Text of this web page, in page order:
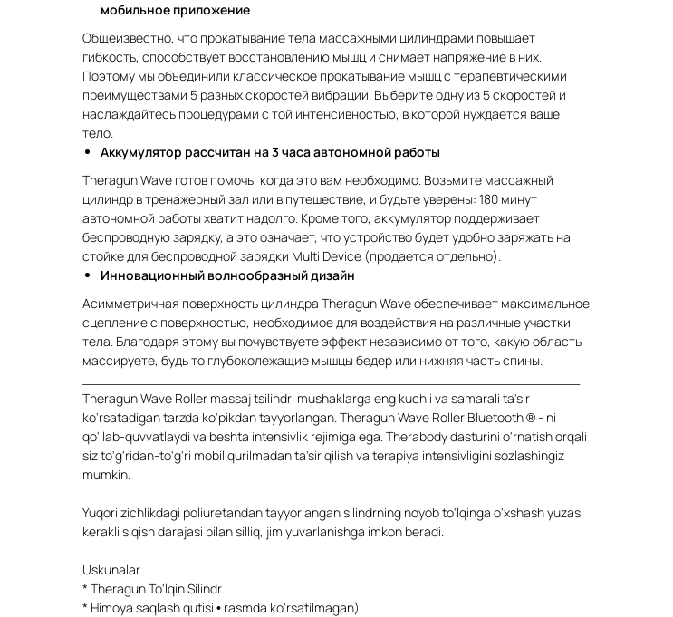
мобильное приложение
Общеизвестно, что прокатывание тела массажными цилиндрами повышает
гибкость, способствует восстановлению мышц и снимает напряжение в них.
Поэтому мы объединили классическое прокатывание мышц с терапевтическими
преимуществами 5 разных скоростей вибрации. Выберите одну из 5 скоростей и
наслаждайтесь процедурами с той интенсивностью, в которой нуждается ваше
тело.
Аккумулятор рассчитан на 3 часа автономной работы
Theragun Wave готов помочь, когда это вам необходимо. Возьмите массажный
цилиндр в тренажерный зал или в путешествие, и будьте уверены: 180 минут
автономной работы хватит надолго. Кроме того, аккумулятор поддерживает
беспроводную зарядку, а это означает, что устройство будет удобно заряжать на
стойке для беспроводной зарядки Multi Device (продается отдельно).
Инновационный волнообразный дизайн
Асимметричная поверхность цилиндра Theragun Wave обеспечивает максимальное
сцепление с поверхностью, необходимое для воздействия на различные участки
тела. Благодаря этому вы почувствуете эффект независимо от того, какую область
массируете, будь то глубоколежащие мышцы бедер или нижняя часть спины.
Theragun Wave Roller massaj tsilindri mushaklarga eng kuchli va samarali ta'sir
ko'rsatadigan tarzda ko'pikdan tayyorlangan. Theragun Wave Roller Bluetooth ® - ni
qo'llab-quvvatlaydi va beshta intensivlik rejimiga ega. Therabody dasturini o'rnatish orqali
siz to'g'ridan-to'g'ri mobil qurilmadan ta'sir qilish va terapiya intensivligini sozlashingiz
mumkin.
Yuqori zichlikdagi poliuretandan tayyorlangan silindrning noyob to'lqinga o'xshash yuzasi
kerakli siqish darajasi bilan silliq, jim yuvarlanishga imkon beradi.
Uskunalar
* Theragun To'lqin Silindr
* Himoya saqlash qutisi • rasmda ko'rsatilmagan)